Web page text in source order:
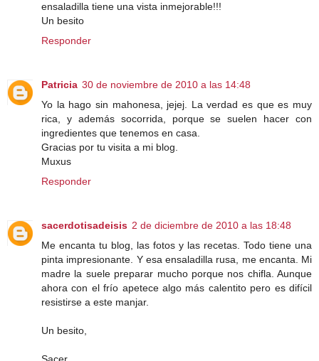
ensaladilla tiene una vista inmejorable!!!
Un besito
Responder
Patricia 30 de noviembre de 2010 a las 14:48
Yo la hago sin mahonesa, jejej. La verdad es que es muy
rica, y además socorrida, porque se suelen hacer con
ingredientes que tenemos en casa.
Gracias por tu visita a mi blog.
Muxus
Responder
sacerdotisadeisis 2 de diciembre de 2010 a las 18:48
Me encanta tu blog, las fotos y las recetas. Todo tiene una
pinta impresionante. Y esa ensaladilla rusa, me encanta. Mi
madre la suele preparar mucho porque nos chifla. Aunque
ahora con el frío apetece algo más calentito pero es difícil
resistirse a este manjar.
Un besito,